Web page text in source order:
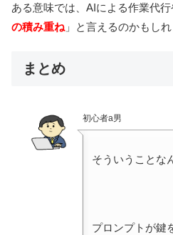
ある意味では、AIによる作業代
の積み重ね 」と言えるのかもしれ
まとめ
初心者a男
そういうことな
プロンプトが鍵